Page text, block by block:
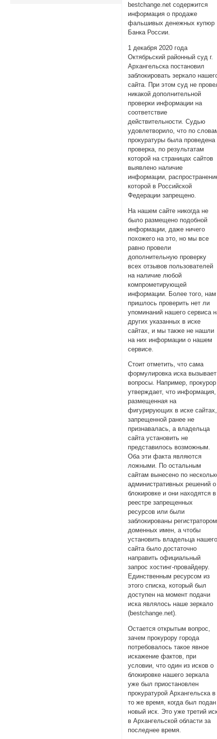
bestchange.net содержится
информация о продаже
фальшивых денежных купюр
Банка России.
1 декабря 2020 года
Октябрьский районный суд г.
Архангельска постановил
заблокировать зеркало
сайта. При этом суд не
никакой дополнительной
проверки информации на
соответствие
действительности. Судью
удовлетворило, что по
прокуратуры была проведена
проверка, по результатам
которой на страницах сайтов
выявлено наличие
информации,
которой в Российской
Федерации запрещено.
На нашем сайте никогда не
было размещено подобной
информации, даже ничего
похожего на это, но мы все
равно провели
дополнительную проверку
всех отзывов пользователей
на наличие любой
компрометирующей
информации. Более того, нам
пришлось проверить нет ли
упоминаний нашего сервиса
других указанных в иске
сайтах, и мы также не нашли
на них информации о нашем
сервисе.
Стоит отметить, что сама
формулировка иска вызывает
вопросы. Например, прокурор
утверждает, что информация,
размещенная на
фигурирующих в иске сайтах,
запрещенной ранее не
признавалась, а владельца
сайта установить не
представилось возможным.
Оба эти факта являются
ложными. По остальным
сайтам вынесено по
административных решений о
блокировке и они находятся в
реестре запрещенных
ресурсов или были
заблокированы регистратором
доменных имен, а чтобы
установить владельца
сайта было достаточно
направить официальный
запрос хостинг-провайдеру.
Единственным ресурсом из
этого списка, который был
доступен на момент подачи
иска являлось наше зеркало
(bestchange.net).
Остается открытым вопрос,
зачем прокурору города
потребовалось такое явное
искажение фактов, при
условии, что один из исков о
блокировке нашего зеркала
уже был приостановлен
прокуратурой Архангельска в
то же время, когда был подан
новый иск. Это уже третий
в Архангельской области за
последнее время.